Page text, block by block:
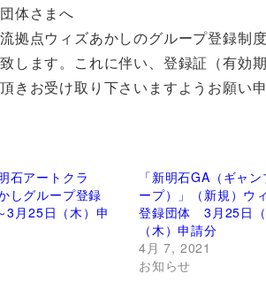
体さまへ
拠点ウィズあかしのグループ登録制
します。これに伴い、登録証（有
きお受け取り下さいますようお願い申
石アートクラ
しグループ登録
月25日（木）申
「新明石GA（ギャ
ープ）」（新規）ウ
登録団体 3月25日
（木）申請分
4月 7, 2021
お知らせ